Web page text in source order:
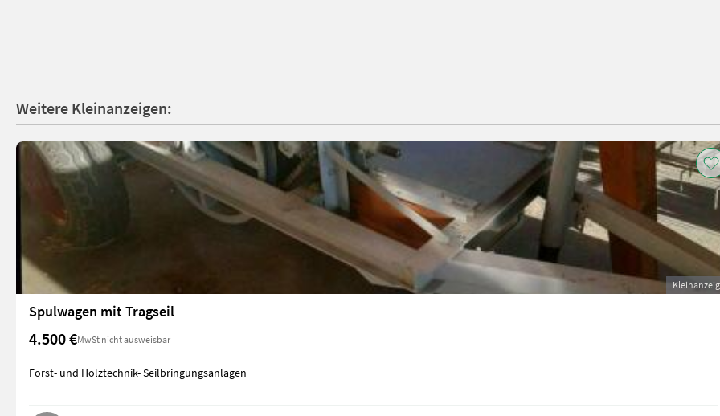
Weitere Kleinanzeigen:
Spulwagen mit Tragseil
4.500 €MwSt nicht ausweisbar
Forst- und Holztechnik- Seilbringungsanlagen